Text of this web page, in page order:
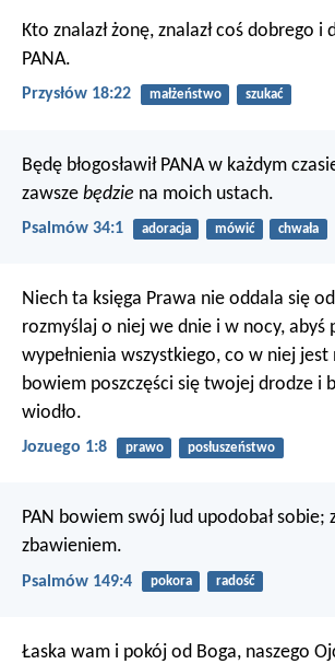
Kto znalazł żonę, znalazł coś dobrego i
PANA.
Przysłów 18:22 małżeństwo szukać
Będę błogosławił PANA w każdym
zawsze będzie na moich ustach.
Psalmów 34:1 adoracja mówić chwała
Niech ta księga Prawa nie oddala się
rozmyślaj o niej we dnie i w nocy, abyś
wypełnienia wszystkiego, co w niej
bowiem poszczęści się twojej drodze i
wiodło.
Jozuego 1:8 prawo posłuszeństwo
PAN bowiem swój lud upodobał sobie;
zbawieniem.
Psalmów 149:4 pokora radość
Łaska wam i pokój od Boga, naszego